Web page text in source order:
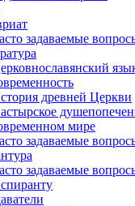
задаваемые
древней Церкви
мире
задаваемые
задаваемые